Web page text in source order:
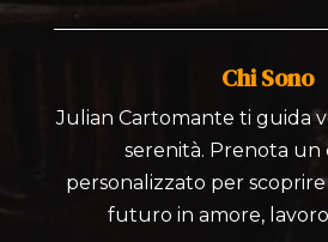
Chi Sono
Julian Cartomante ti guida
serenità. Prenota un
personalizzato per scoprire
futuro in amore,